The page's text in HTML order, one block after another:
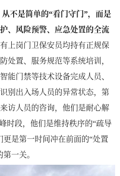
不是简单的“看门守门”，而是
、风险预警、应急处置的全流
上岗门卫保安员均持有正规保
处置、服务规范等系统培训，
能门禁等技术设备完成人员、
别出入场人员的异常状态，第
访人员的咨询，他们是耐心解
时段，他们是维持秩序的“疏导
是第一时间冲在前面的“处置
一关。